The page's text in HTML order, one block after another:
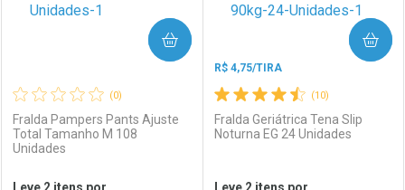
(0)
Fralda Pampers Pants Ajuste
Total Tamanho M 108
Unidades
COMPRAR
(10)
R$ 4,75/TIRA
Fralda Geriátrica Tena Slip
Noturna EG 24 Unidades
COMPRAR